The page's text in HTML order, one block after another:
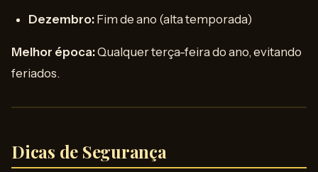
Dezembro: Fim de ano (alta temporada)
Melhor época:Qualquer terça-feira do ano, evitando
feriados.
Dicas de Segurança